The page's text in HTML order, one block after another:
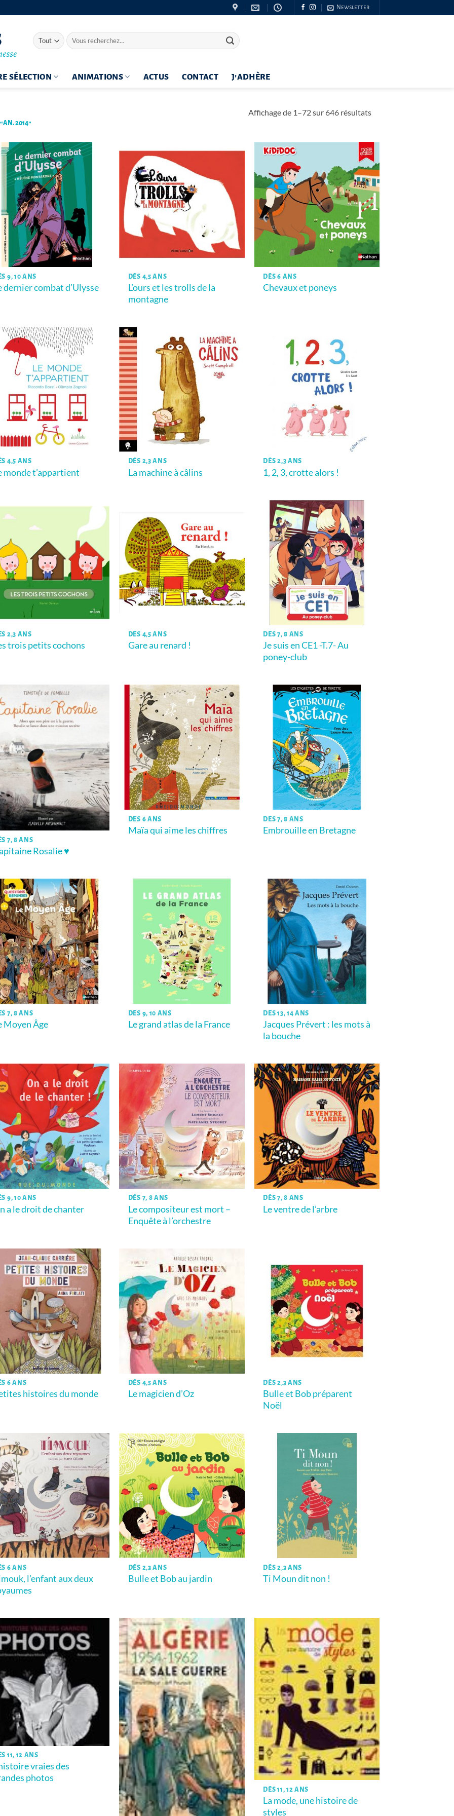
Newsletter
Recherche
pour :
SÉLECTION ANIMATIONS ACTUS CONTACT J’ADHÈRE
2014”
Affichage de 1–72 sur 646 résultatsTrié
récent
au
plus
ancien
9, 10 ANS
dernier combat d’Ulysse
DÈS 4,5 ANS
L’ours et les trolls de la
montagne
DÈS 6 ANS
Chevaux et poneys
4,5 ANS
monde t’appartient
DÈS 2,3 ANS
La machine à câlins
DÈS 2,3 ANS
1, 2, 3, crotte alors !
2,3 ANS
trois petits cochons
DÈS 4,5 ANS
Gare au renard !
DÈS 7, 8 ANS
Je suis en CE1 -T.7- Au
poney-club
7, 8 ANS
Rosalie ♥
DÈS 6 ANS
Maïa qui aime les chiffres
DÈS 7, 8 ANS
Embrouille en Bretagne
7, 8 ANS
Moyen Âge
DÈS 9, 10 ANS
Le grand atlas de la France
DÈS 13, 14 ANS
Jacques Prévert : les mots à
la bouche
9, 10 ANS
a le droit de chanter
DÈS 7, 8 ANS
Le compositeur est mort –
Enquête à l’orchestre
DÈS 7, 8 ANS
Le ventre de l’arbre
6 ANS
histoires du monde
DÈS 4,5 ANS
Le magicien d’Oz
DÈS 2,3 ANS
Bulle et Bob préparent
Noël
6 ANS
l’enfant aux deux
DÈS 2,3 ANS
Bulle et Bob au jardin
DÈS 2,3 ANS
Ti Moun dit non !
11, 12 ANS
vraies des
photos
DÈS 11, 12 ANS
La mode, une histoire de
styles